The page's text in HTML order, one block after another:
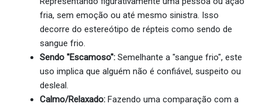
fria, sem emoção ou até mesmo sinistra. Isso
decorre do estereótipo de répteis como sendo de
sangue frio.
Sendo "Escamoso": Semelhante a "sangue frio", este
uso implica que alguém não é confiável, suspeito ou
desleal.
Calmo/Relaxado: Fazendo uma comparação com a